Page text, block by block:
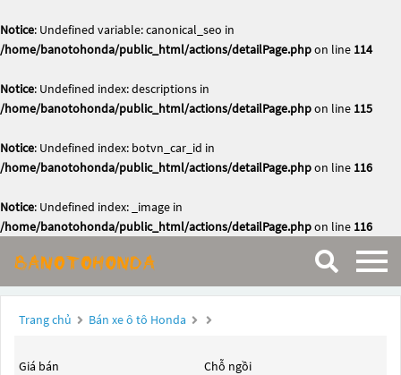
Notice: Undefined variable: canonical_seo in
/home/banotohonda/public_html/actions/detailPage.phpon line 114
Notice: Undefined index: descriptions in
/home/banotohonda/public_html/actions/detailPage.phpon line 115
Notice: Undefined index: botvn_car_id in
/home/banotohonda/public_html/actions/detailPage.phpon line 116
Notice: Undefined index: _image in
/home/banotohonda/public_html/actions/detailPage.phpon line 116
Trang chủ Bán xe ô tô Honda
Giá bán Chỗ ngồi